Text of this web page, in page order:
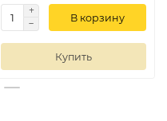
В корзину
Купить